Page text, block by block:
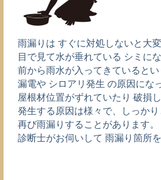
雨漏りは すぐに対処しないと大
目で見て水が垂れている シミに
前から雨水が入ってきているとい
漏電や シロアリ発生 の原因にな
屋根材位置がずれていたり 破損
発生する原因は様々で、しっか
再び雨漏りすることがあります。
診断士がお伺いして 雨漏り箇所